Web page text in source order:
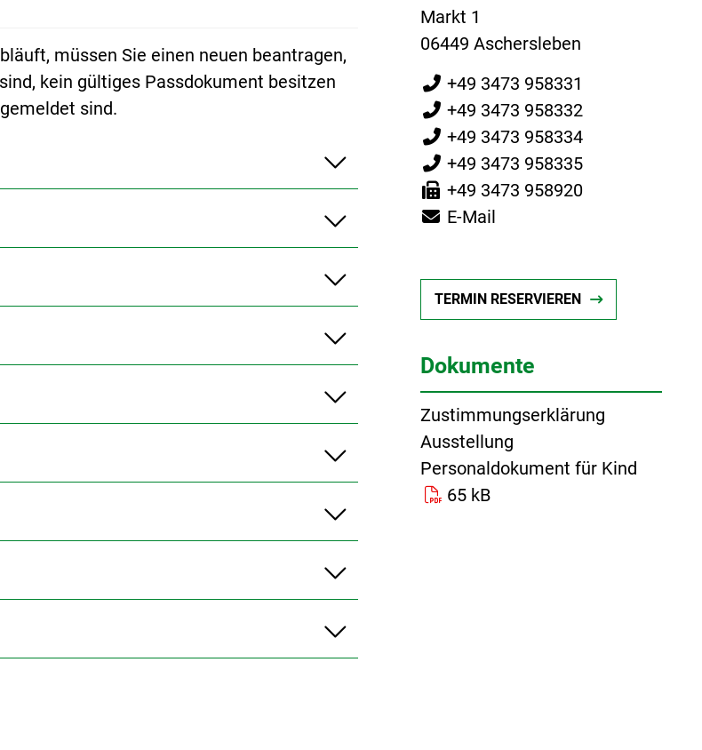
müssen Sie einen neuen beantragen,
kein gültiges Passdokument besitzen
sind.
Markt 1
06449 Aschersleben
+49 3473 958331
+49 3473 958332
+49 3473 958334
+49 3473 958335
+49 3473 958920
E-Mail
TERMIN RESERVIEREN
Dokumente
Zustimmungserklärung
Ausstellung
Personaldokument für Kind
65 kB